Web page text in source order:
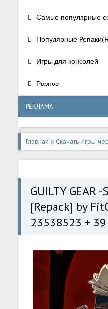
Самые популярные
Популярные
Игры для консолей
Разное
РЕКЛАМА
Главная » Скачать Игры
Драки/Fighting
GUILTY GEAR
[Repack] by
23538523 + 39